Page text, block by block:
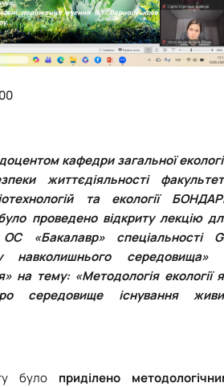
ОПП «Екологічний контроль
кафедри загальної
життєдіяльності
та екології
проведено відкриту лекцію
«Бакалавр» спеціальності
навколишнього середовища»
на тему: «Методологія екології
середовище існування
було приділено